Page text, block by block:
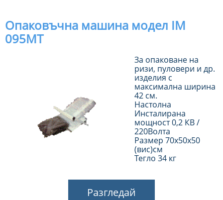
Опаковъчна машина модел IM
095MT
За опаковане на
ризи, пуловери и др.
изделия с
максимална ширина
42 см.
Настолна
Инсталирана
мощност 0,2 КВ /
220Волта
Размер 70х50х50
(вис)см
Тегло 34 кг
Разгледай